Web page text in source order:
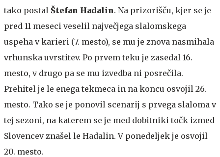
tako postal Štefan Hadalin. Na prizorišču, kjer se je
pred 11 meseci veselil največjega slalomskega
uspeha v karieri (7. mesto), se mu je znova nasmihala
vrhunska uvrstitev. Po prvem teku je zasedal 16.
mesto, v drugo pa se mu izvedba ni posrečila.
Prehitel je le enega tekmeca in na koncu osvojil 26.
mesto. Tako se je ponovil scenarij s prvega slaloma v
tej sezoni, na katerem se je med dobitniki točk izmed
Slovencev znašel le Hadalin. V ponedeljek je osvojil
20. mesto.